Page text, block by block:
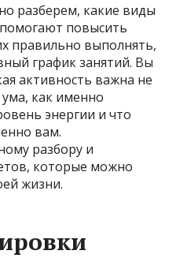
разберем, какие виды
повысить
правильно выполнять,
график занятий. Вы
активность важна не
как именно
энергии и что
вам.
разбору и
которые можно
жизни.